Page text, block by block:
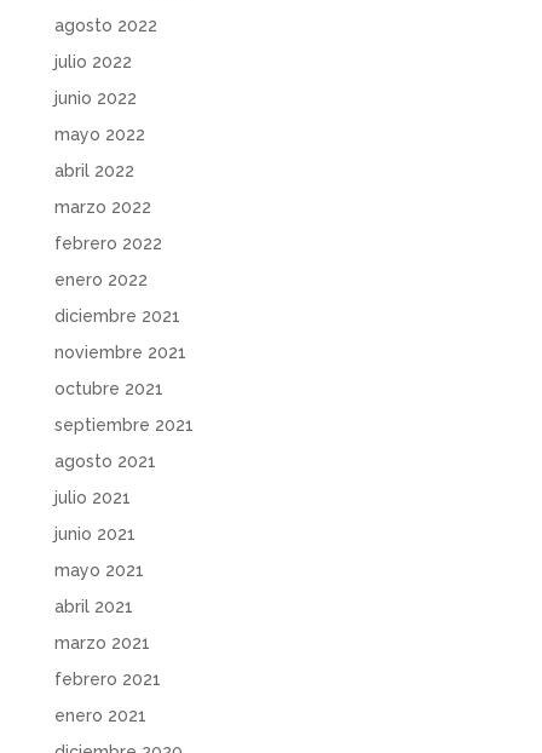
agosto 2022
julio 2022
junio 2022
mayo 2022
abril 2022
marzo 2022
febrero 2022
enero 2022
diciembre 2021
noviembre 2021
octubre 2021
septiembre 2021
agosto 2021
julio 2021
junio 2021
mayo 2021
abril 2021
marzo 2021
febrero 2021
enero 2021